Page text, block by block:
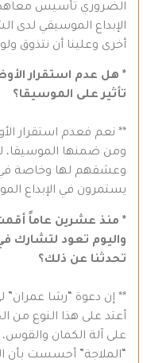
الضروري تأسيس معاهد
الإبداع الموسيقي لدى
أخرى وعلينا أن نتذوق
* هل عدم استقرار
تأثير على الموسيقا؟
** نعم فعدم استقرار
ومن ضمنها الموسيقا،
وعشقهم لها وخاصة
يستمرون في الإبداع
* منذ عشرين عاماً
واليوم تعود لتشارك
تحدثنا عن ذلك؟
** إن دعوة “رشا عمران”
أعتد على هذا النوع من
على آلة الكمان والقوس،
“الملاجة” أحسست بأن